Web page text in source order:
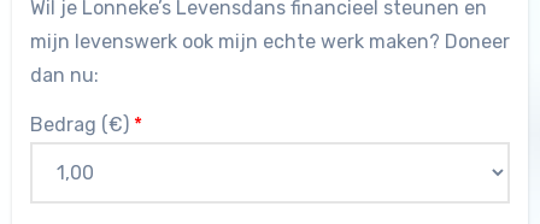
Wil je Lonneke’s Levensdans financieel steunen en
mijn levenswerk ook mijn echte werk maken? Doneer
dan nu:
Bedrag (€) *